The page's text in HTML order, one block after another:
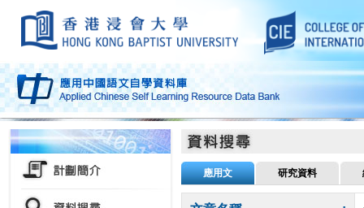
應用文 研究資料